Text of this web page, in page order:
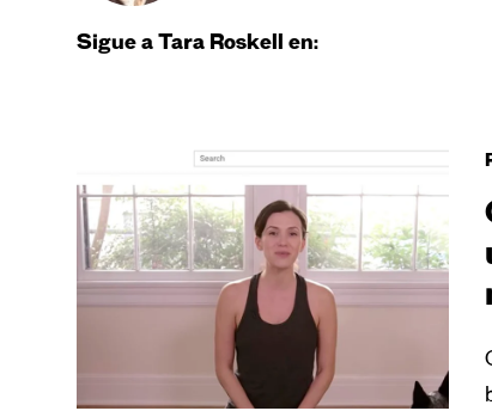
Sigue a Tara Roskell en: